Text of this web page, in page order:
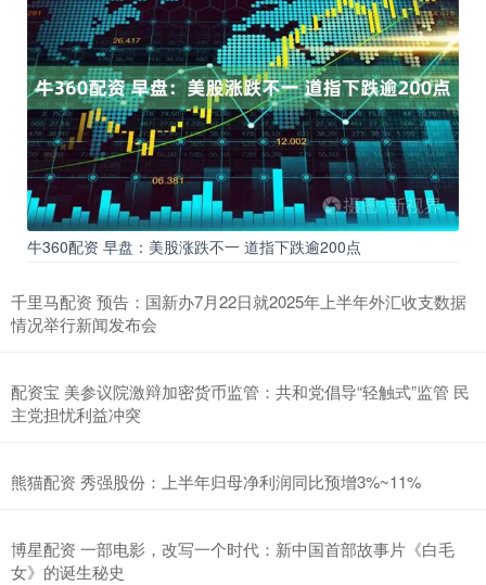
牛360配资 早盘：美股涨跌不一 道指下跌逾200点
千里马配资 预告：国新办7月22日就2025年上半年外汇收支数据
情况举行新闻发布会
配资宝 美参议院激辩加密货币监管：共和党倡导“轻触式”监管 民
主党担忧利益冲突
熊猫配资 秀强股份：上半年归母净利润同比预增3%~11%
博星配资 一部电影，改写一个时代：新中国首部故事片《白毛
女》的诞生秘史